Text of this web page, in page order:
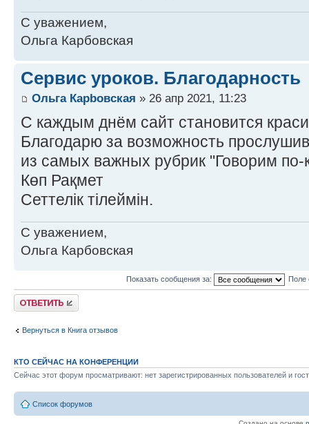
С уважением,
Ольга Карбовская
Сервис уроков. Благодарность
Ольга Карbовская » 26 апр 2021, 11:23
С каждым днём сайт становится
Благодарю за возможность
из самых важных рубрик "Говорим по-
Көп Рақмет
Сеттелік тілеймін.
С уважением,
Ольга Карбовская
Показать сообщения за: Поле
Ответить
Вернуться в Книга отзывов
КТО СЕЙЧАС НА КОНФЕРЕНЦИИ
Сейчас этот форум просматривают: нет зарегистрированных пользователей и
Список форумов